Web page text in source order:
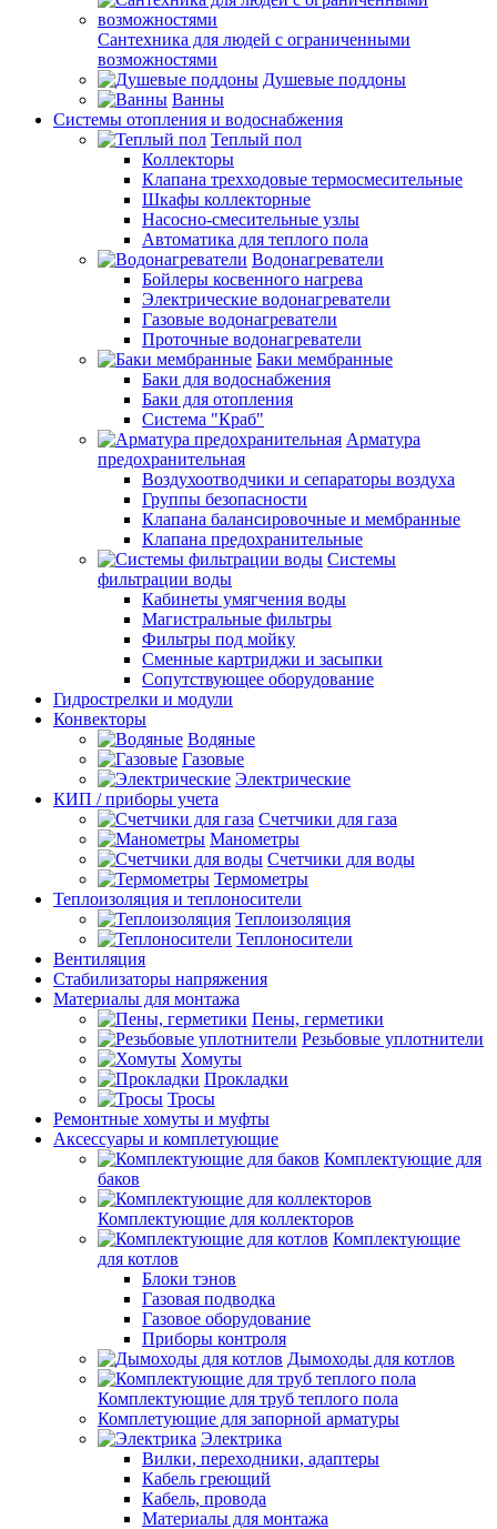
Сантехника для людей с ограниченными
возможностями
Душевые поддоны
Ванны
Системы отопления и водоснабжения
Теплый пол
Коллекторы
Клапана трехходовые термосмесительные
Шкафы коллекторные
Насосно-смесительные узлы
Автоматика для теплого пола
Водонагреватели
Бойлеры косвенного нагрева
Электрические водонагреватели
Газовые водонагреватели
Проточные водонагреватели
Баки мембранные
Баки для водоснабжения
Баки для отопления
Система "Краб"
Арматура
предохранительная
Воздухоотводчики и сепараторы воздуха
Группы безопасности
Клапана балансировочные и мембранные
Клапана предохранительные
Системы
фильтрации воды
Кабинеты умягчения воды
Магистральные фильтры
Фильтры под мойку
Сменные картриджи и засыпки
Сопутствующее оборудование
Гидрострелки и модули
Конвекторы
Водяные
Газовые
Электрические
КИП / приборы учета
Счетчики для газа
Манометры
Счетчики для воды
Термометры
Теплоизоляция и теплоносители
Теплоизоляция
Теплоносители
Вентиляция
Стабилизаторы напряжения
Материалы для монтажа
Пены, герметики
Резьбовые уплотнители
Хомуты
Прокладки
Тросы
Ремонтные хомуты и муфты
Аксессуары и комплетующие
Комплектующие для
баков
Комплектующие для коллекторов
Комплектующие
для котлов
Блоки тэнов
Газовая подводка
Газовое оборудование
Приборы контроля
Дымоходы для котлов
Комплектующие для труб теплого пола
Комплетующие для запорной арматуры
Электрика
Вилки, переходники, адаптеры
Кабель греющий
Кабель, провода
Материалы для монтажа